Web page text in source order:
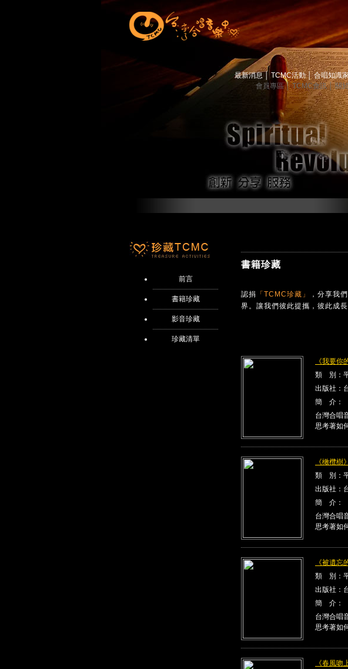
最新消息 TCMC活動│ 合唱知識
會員專區│ TCMC會訊│ 關
前言
書籍珍藏
影音珍藏
珍藏清單
書籍珍藏
認捐 「TCMC珍藏」
，分享我
界。讓我們彼此提攜，彼此成
《我要
類 別：
出版社：
簡 介：
台灣合唱
思考著如
《橄欖
類 別：
出版社：
簡 介：
台灣合唱
思考著如
《被遺
類 別：
出版社：
簡 介：
台灣合唱
思考著如
《春風